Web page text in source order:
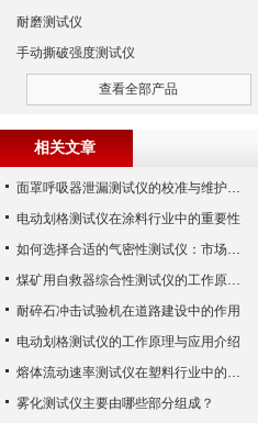
耐磨测试仪
手动撕破强度测试仪
查看全部产品
相关文章
面罩呼吸器泄漏测试仪的校准与维护技巧
电动划格测试仪在涂料行业中的重要性
如何选择合适的气密性测试仪：市场指南
煤矿用自救器综合性测试仪的工作原理与功能解析
耐碎石冲击试验机在道路建设中的作用
电动划格测试仪的工作原理与应用介绍
熔体流动速率测试仪在塑料行业中的应用
雾化测试仪主要由哪些部分组成？